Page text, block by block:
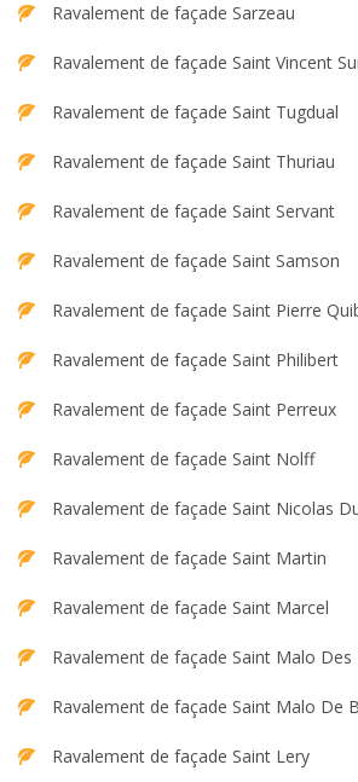
Ravalement de façade Sarzeau
Ravalement de façade Saint Vincent
Ravalement de façade Saint Tugdual
Ravalement de façade Saint Thuriau
Ravalement de façade Saint Servant
Ravalement de façade Saint Samson
Ravalement de façade Saint Pierre
Ravalement de façade Saint Philibert
Ravalement de façade Saint Perreux
Ravalement de façade Saint Nolff
Ravalement de façade Saint Nicolas
Ravalement de façade Saint Martin
Ravalement de façade Saint Marcel
Ravalement de façade Saint Malo
Ravalement de façade Saint Malo De
Ravalement de façade Saint Lery